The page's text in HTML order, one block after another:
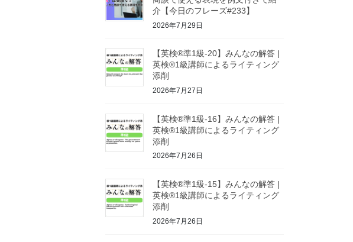
介【今日のフレーズ#233】
2026年7月29日
【英検®準1級-20】みんなの解答 |
英検®1級講師によるライティング
添削
2026年7月27日
【英検®準1級-16】みんなの解答 |
英検®1級講師によるライティング
添削
2026年7月26日
【英検®準1級-15】みんなの解答 |
英検®1級講師によるライティング
添削
2026年7月26日